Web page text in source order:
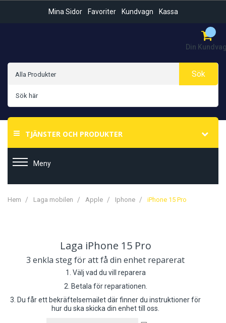
Mina Sidor Favoriter Kundvagn Kassa
Din
Sök
TJÄNSTER OCH PRODUKTER
Meny
Hem Laga mobilen Apple Iphone iPhone 15 Pro
Laga iPhone 15 Pro
3 enkla steg för att få din enhet reparerat
1. Välj vad du vill reparera
2. Betala för reparationen.
3. Du får ett bekräftelsemailet där finner du instruktioner för
hur du ska skicka din enhet till oss.